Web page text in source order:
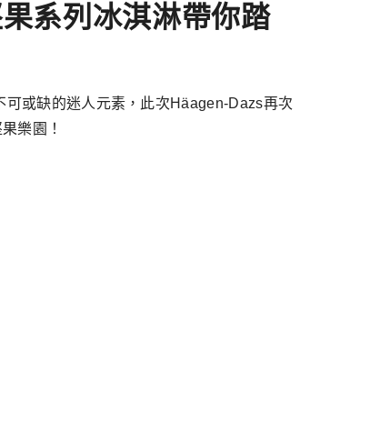
系列冰淇淋帶你踏
或缺的迷人元素，此次Häagen-Dazs再次
樂園！